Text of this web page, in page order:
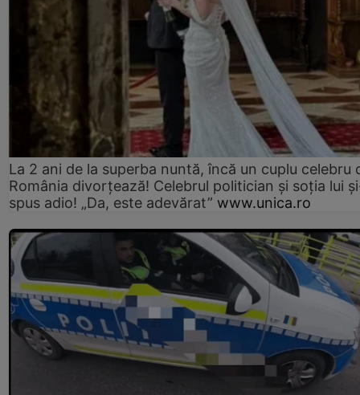
La 2 ani de la superba nuntă, încă un cuplu celebru
România divorțează! Celebrul politician și soția lui
spus adio! „Da, este adevărat” www.unica.ro